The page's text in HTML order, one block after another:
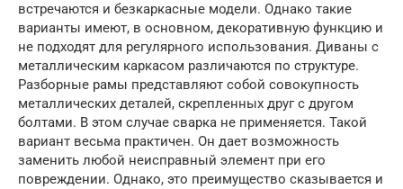
встречаются и безкаркасные модели. Однако такие
варианты имеют, в основном, декоративную функцию и
не подходят для регулярного использования. Диваны с
металлическим каркасом различаются по структуре.
Разборные рамы представляют собой совокупность
металлических деталей, скрепленных друг с другом
болтами. В этом случае сварка не применяется. Такой
вариант весьма практичен. Он дает возможность
заменить любой неисправный элемент при его
повреждении. Однако, это преимущество сказывается и